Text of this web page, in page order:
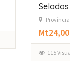
Selados
115